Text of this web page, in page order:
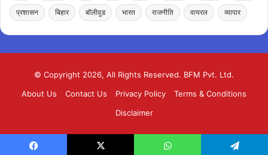
प्रशासन बिहार बॉलीवुड भारत राजनीति वायरल व्यापार
© Copyright 2026, All Rights Reserved. BFM Pvt. Ltd.
About Us
Contact Us Privacy Policy
Terms & Conditions
Disclaimer